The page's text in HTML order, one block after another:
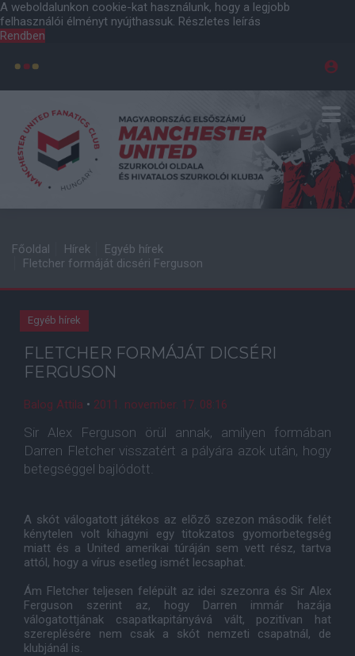
A weboldalunkon cookie-kat használunk, hogy a legjobb
felhasználói élményt nyújthassuk. Részletes leírás
Rendben
Főoldal Hírek
Egyéb hírek
Fletcher formáját dicséri Ferguson
Egyéb hírek
FLETCHER FORMÁJÁT DICSÉRI
FERGUSON
Balog Attila • 2011. november. 17. 08:16
Sir Alex Ferguson örül annak, amilyen formában
Darren Fletcher visszatért a pályára azok után, hogy
betegséggel bajlódott.
A skót válogatott játékos az elõzõ szezon második felét
kénytelen volt kihagyni egy titokzatos gyomorbetegség
miatt és a United amerikai túráján sem vett rész, tartva
attól, hogy a vírus esetleg ismét lecsaphat.
Ám Fletcher teljesen felépült az idei szezonra és Sir Alex
Ferguson szerint az, hogy Darren immár hazája
válogatottjának csapatkapitányává vált, pozitívan hat
szereplésére nem csak a skót nemzeti csapatnál, de
klubjánál is.